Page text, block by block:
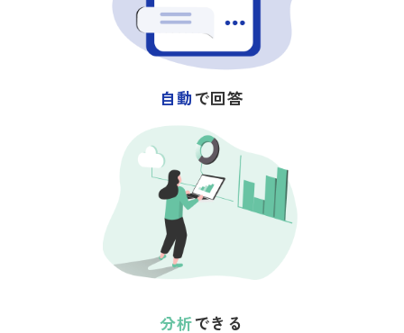
自動 で回答
分析できる